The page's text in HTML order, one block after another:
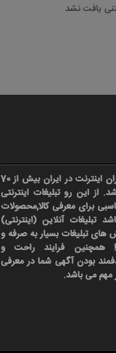
یافت نشد
در حال حاضر کاربران اینترنت در ایران بیش از 70
از این رو تبلیغات اینترنتی
برای معرفی کالا,محصولات
تبلیغات آنلاین (اینترنتی)
تبلیغات بسیار به صرفه و
همچنین فرایند راحت و
بودن آگهی شما در معرفی
می باشد.